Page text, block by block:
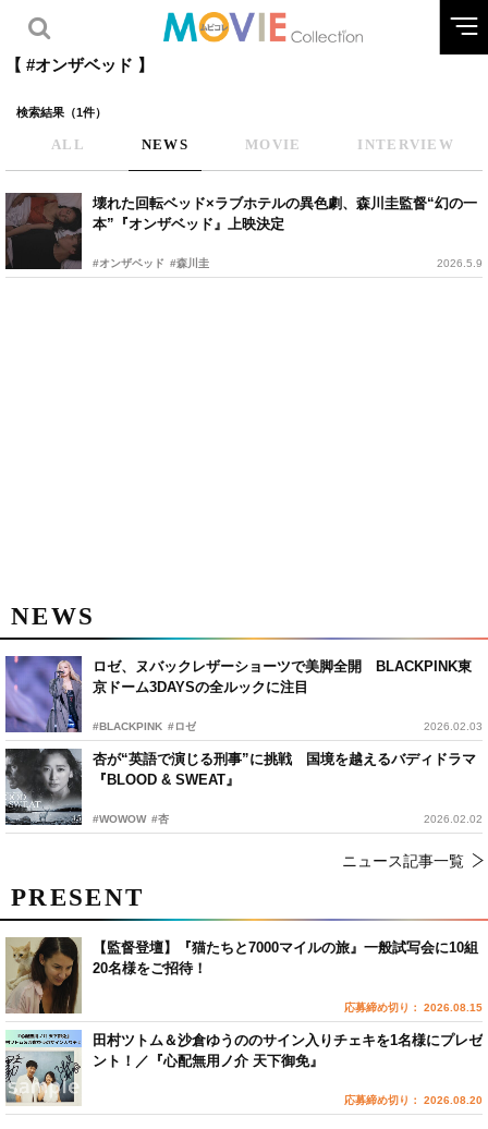
【 #オンザベッド 】
検索結果（1件）
ALL NEWS MOVIE INTERVIEW
壊れた回転ベッド×ラブホテルの異色劇、森川圭監督“幻の一
本”『オンザベッド』上映決定
#オンザベッド #森川圭 2026.5.9
NEWS
ロゼ、ヌバックレザーショーツで美脚全開 BLACKPINK東
京ドーム3DAYSの全ルックに注目
#BLACKPINK #ロゼ 2026.02.03
杏が“英語で演じる刑事”に挑戦 国境を越えるバディドラマ
『BLOOD & SWEAT』
#WOWOW #杏 2026.02.02
ニュース記事一覧
PRESENT
【監督登壇】『猫たちと7000マイルの旅』一般試写会に10組
20名様をご招待！
応募締め切り： 2026.08.15
田村ツトム＆沙倉ゆうののサイン入りチェキを1名様にプレゼ
ント！／『心配無用ノ介 天下御免』
応募締め切り： 2026.08.20